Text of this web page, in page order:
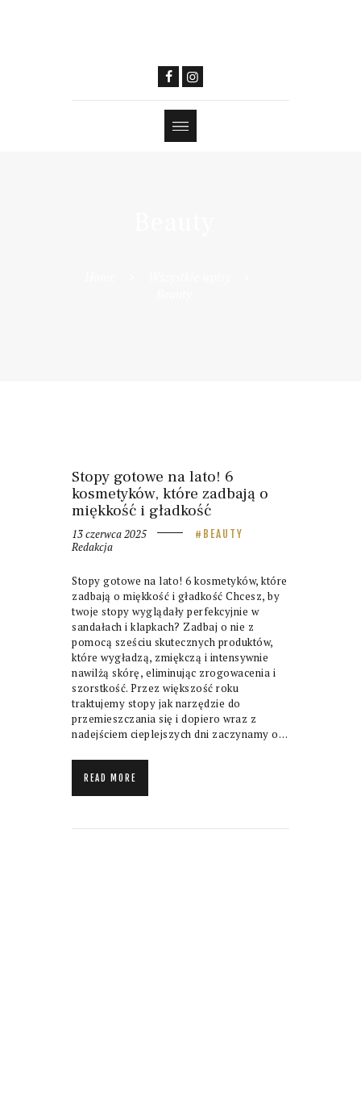
Stopy gotowe na lato! 6
kosmetyków, które zadbają o
miękkość i gładkość
13 czerwca 2025 BEAUTY
Redakcja
Stopy gotowe na lato! 6 kosmetyków, które
zadbają o miękkość i gładkość Chcesz, by
twoje stopy wyglądały perfekcyjnie w
sandałach i klapkach? Zadbaj o nie z
pomocą sześciu skutecznych produktów,
które wygładzą, zmiękczą i intensywnie
nawilżą skórę, eliminując zrogowacenia i
szorstkość. Przez większość roku
traktujemy stopy jak narzędzie do
przemieszczania się i dopiero wraz z
nadejściem cieplejszych dni zaczynamy o…
READ MORE